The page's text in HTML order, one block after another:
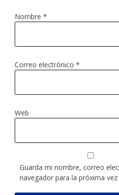
Nombre *
Correo electrónico *
Web
Guarda mi nombre, correo
navegador para la próxima